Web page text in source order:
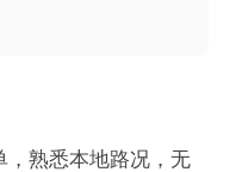
，熟悉本地路况，无